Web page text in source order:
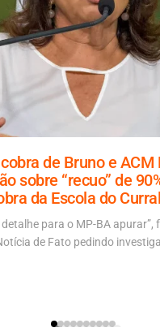
de Bruno e ACM
sobre “recuo” de
da Escola do
detalhe para o MP-BA apurar”,
de Fato pedindo